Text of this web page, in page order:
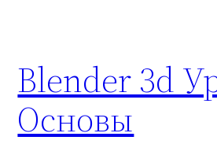
Blender 3d
Основы